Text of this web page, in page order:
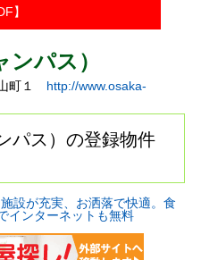
】
パス）
町１ http://www.osaka-
パス）の登録物件
設が充実、お洒落で快適。食
インターネットも無料